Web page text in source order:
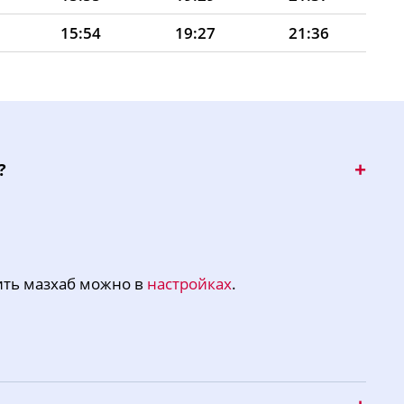
15:54 19:27
21:36
19:12
мазхаб можно в настройках.